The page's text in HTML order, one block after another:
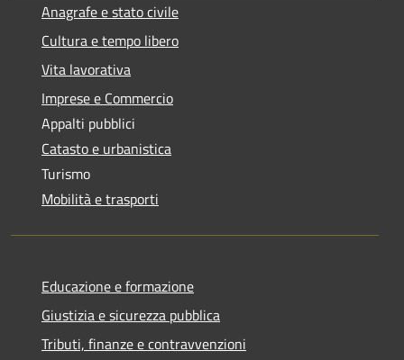
Anagrafe e stato civile
Cultura e tempo libero
Vita lavorativa
Imprese e Commercio
Appalti pubblici
Catasto e urbanistica
Turismo
Mobilità e trasporti
Educazione e formazione
Giustizia e sicurezza pubblica
Tributi, finanze e contravvenzioni